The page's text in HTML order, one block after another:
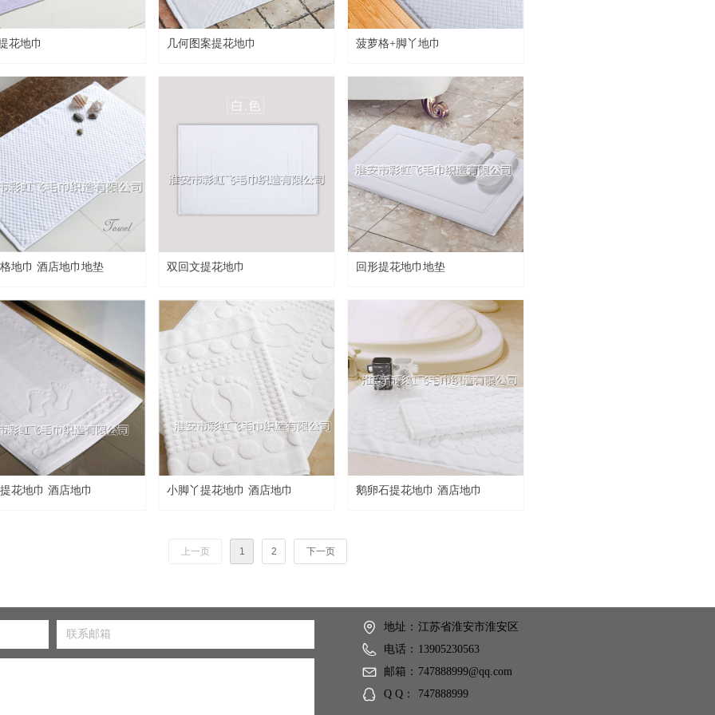
花地巾 几何图案提花地巾 菠萝格+脚丫地巾
地巾 酒店地巾地垫 双回文提花地巾 回形提花地巾地垫
花地巾 酒店地巾 小脚丫提花地巾 酒店地巾 鹅卵石提花地巾 酒店地巾
上一页 1 2 下一页
地址： 江苏省淮安市淮安区
电话： 13905230563
邮箱： 747888999@qq.com
Q Q：
747888999